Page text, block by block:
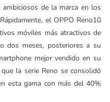
de la marca en los
el OPPO Reno10
móviles más atractivos de
dos meses, posteriores a su
mejor vendido en su
la serie Reno se consolidó
esta gama con más del 40%